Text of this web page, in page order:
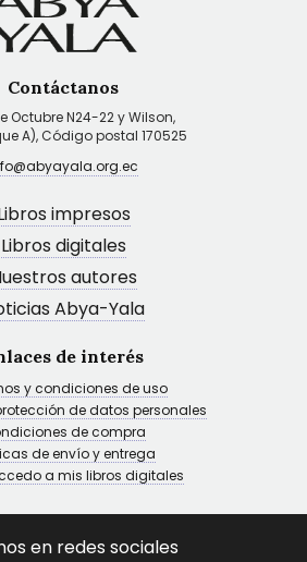
Contáctanos
Octubre N24-22 y Wilson,
A), Código postal 170525
impresos
Libros digitales
autores
Abya-Yala
de interés
y condiciones de uso
de datos personales
de compra
de envío y entrega
a mis libros digitales
en redes sociales